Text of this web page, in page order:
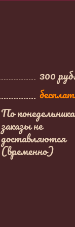
300
По
заказы не
доставляются
(временно)